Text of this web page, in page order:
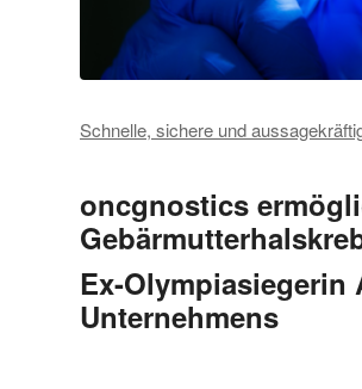
Schnelle, sichere und
oncgnostics
Ex-Olympiasiegerin
Unternehmens